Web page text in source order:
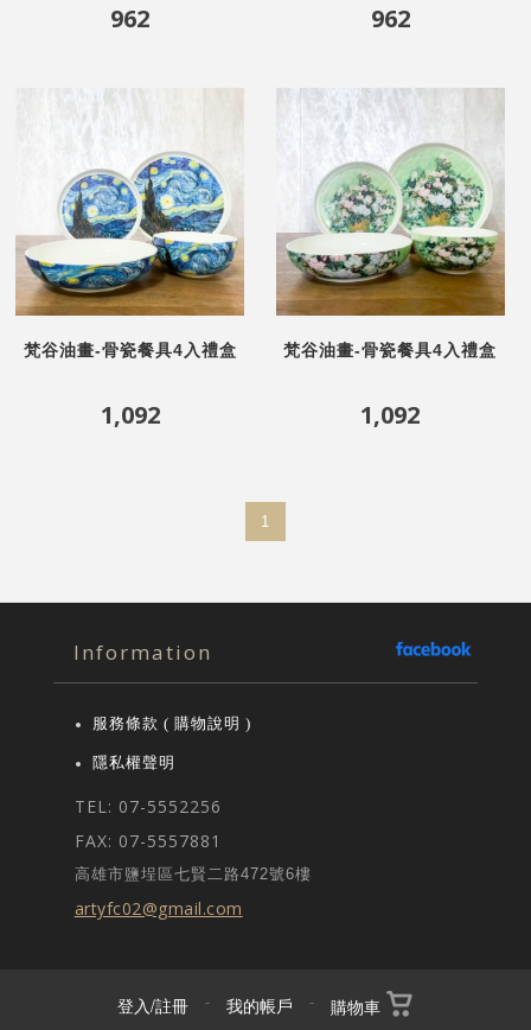
登入/註冊 - 我的帳戶 - 購物車
962
de Mauve(affiliated gift box)
962
梵谷油畫-骨瓷餐具4入禮盒
1,092
梵谷油畫-骨瓷餐具4入禮盒
1,092
1
Information
服務條款 ( 購物說明 )
隱私權聲明
TEL: 07-5552256
FAX: 07-5557881
高雄市鹽埕區七賢二路472號6樓
artyfc02@gmail.com
© 2025 YAFUCHAN Bone China